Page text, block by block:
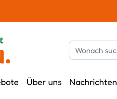
Über uns Nachrichten